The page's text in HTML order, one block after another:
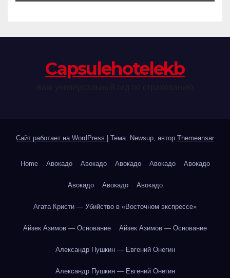
Сapsulehotelekb
Сайт работает на WordPress Тема: Newsup, автор Themeansar
Home Авокадо Авокадо Авокадо Авокадо Авокадо
Авокадо Авокадо Авокадо
Агата Кристи — Убийство в «Восточном экспрессе»
Айзек Азимов — Основание Айзек Азимов — Основание
Александр Пушкин — Евгений Онегин
Александр Пушкин — Евгений Онегин